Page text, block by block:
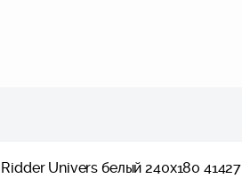
Univers белый 240x180 41427